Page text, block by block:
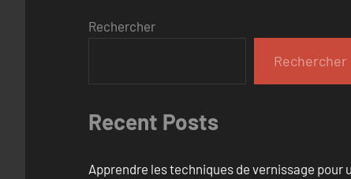
Rechercher
Rechercher
Recent Posts
Apprendre les techniques de vernissage pour